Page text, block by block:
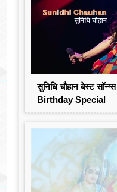
सुनिधि चौहान बेस्ट
Birthday Special